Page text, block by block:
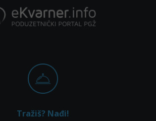
Tražiš? Nađi!